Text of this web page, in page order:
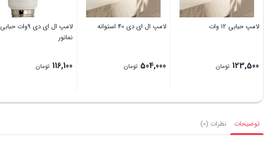
لامپ حبابی 12 وات
123,500 تومان
لامپ ال ای دی 40 استوانه
504,000 تومان
لامپ ال ای دی 9وات حبابی
نمانور
116,100 تومان
توضیحات نظرات (0)